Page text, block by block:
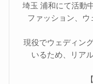
埼玉 浦和にて活動
ファッション、
現役でウェディン
いるため、リア